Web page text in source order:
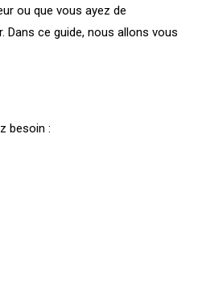
ou que vous ayez de
Dans ce guide, nous allons vous
besoin :